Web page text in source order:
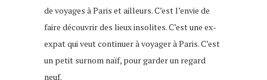
de voyages à Paris et ailleurs. C’est l’envie de
faire découvrir des lieux insolites. C’est une ex-
expat qui veut continuer à voyager à Paris. C’est
un petit surnom naïf, pour garder un regard
neuf.